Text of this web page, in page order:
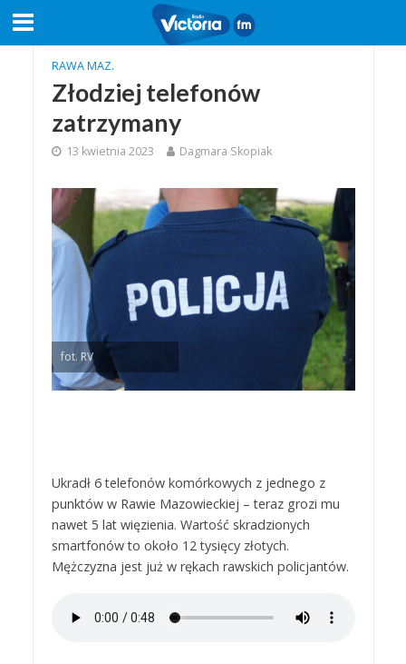
RAWA MAZ.
Złodziej telefonów
zatrzymany
13 kwietnia 2023 Dagmara Skopiak
fot. RV
Ukradł 6 telefonów komórkowych z jednego z
punktów w Rawie Mazowieckiej – teraz grozi mu
nawet 5 lat więzienia. Wartość skradzionych
smartfonów to około 12 tysięcy złotych.
Mężczyzna jest już w rękach rawskich policjantów.